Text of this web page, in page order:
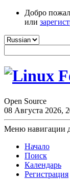
Добро
или
Open Source
08 Августа 2026,
Меню навигации
Начало
Поиск
Календарь
Регистрация